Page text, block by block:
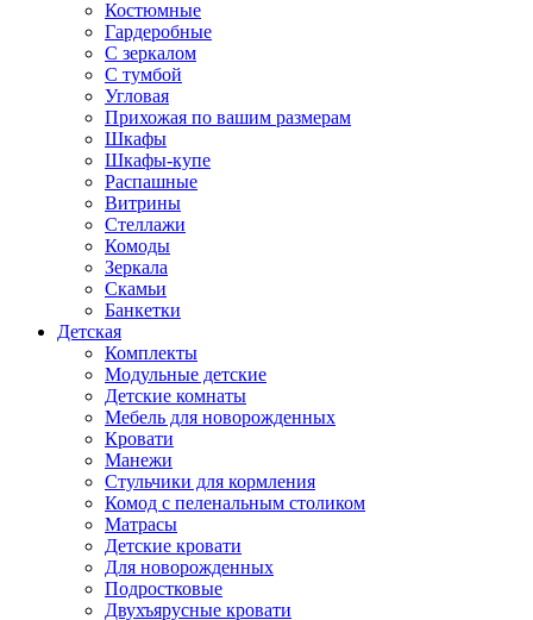
Костюмные
Гардеробные
С зеркалом
С тумбой
Угловая
Прихожая по вашим размерам
Шкафы
Шкафы-купе
Распашные
Витрины
Стеллажи
Комоды
Зеркала
Скамьи
Банкетки
Детская
Комплекты
Модульные детские
Детские комнаты
Мебель для новорожденных
Кровати
Манежи
Стульчики для кормления
Комод с пеленальным столиком
Матрасы
Детские кровати
Для новорожденных
Подростковые
Двухъярусные кровати